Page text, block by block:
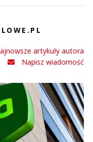
artykuły autora
Napisz wiadomość